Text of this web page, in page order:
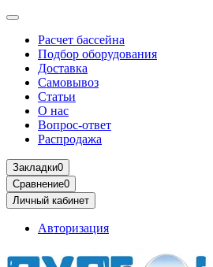
Расчет бассейна
Подбор оборудования
Доставка
Самовывоз
Статьи
О нас
Вопрос-ответ
Распродажа
Закладки0
Сравнение0
Личный кабинет
Авторизация